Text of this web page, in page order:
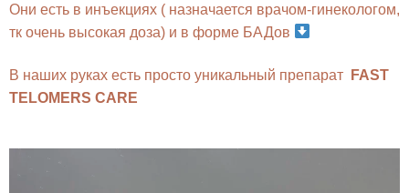
Они есть в инъекциях ( назначается врачом-гинекологом,
тк очень высокая доза) и в форме БАДов
В наших руках есть просто уникальный препарат
FAST
TELOMERS CARE